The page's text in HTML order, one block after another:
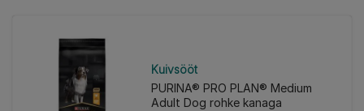
Kuivsööt
PURINA® PRO PLAN® Medium
Adult Dog rohke kanaga